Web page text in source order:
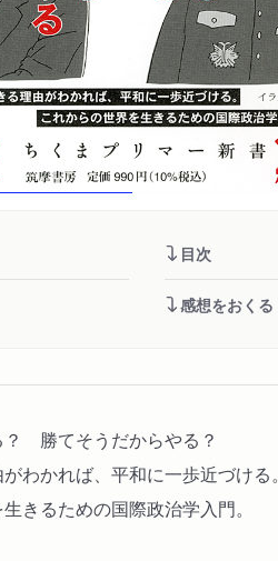
目次
感想をおくる
？ 勝てそうだからやる？
わかれば、平和に一歩近づける。
きるための国際政治学入門。